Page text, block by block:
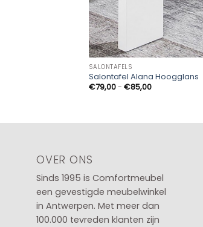
SALONTAFELS
Salontafel Alana Hoogglans
€79,00- €85,00Prijsklasse:
OVER ONS
Sinds 1995 is Comfortmeubel
een gevestigde meubelwinkel
in Antwerpen. Met meer dan
100.000 tevreden klanten zijn